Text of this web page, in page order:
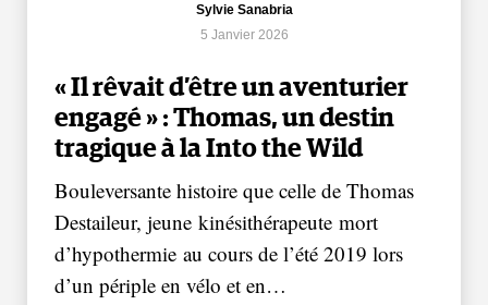
Sylvie Sanabria
5 Janvier 2026
« Il rêvait d’être un aventurier
engagé » : Thomas, un destin
tragique à la Into the Wild
Bouleversante histoire que celle de Thomas
Destaileur, jeune kinésithérapeute mort
d’hypothermie au cours de l’été 2019 lors
d’un périple en vélo et en…